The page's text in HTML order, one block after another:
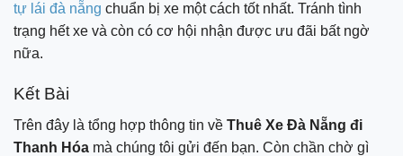
tự lái đà nẵng chuẩn bị xe một cách tốt nhất. Tránh tình
trạng hết xe và còn có cơ hội nhận được ưu đãi bất ngờ
nữa.
Kết Bài
Trên đây là tổng hợp thông tin về Thuê Xe Đà Nẵng đi
Thanh Hóa mà chúng tôi gửi đến bạn. Còn chần chờ gì